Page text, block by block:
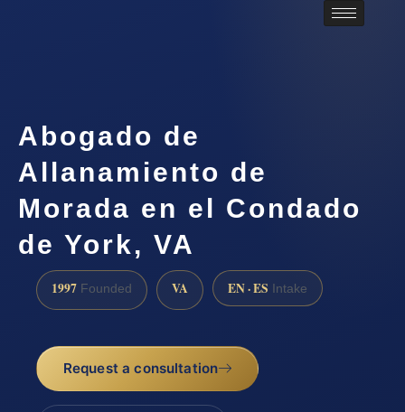
Abogado de
Allanamiento de
Morada en el Condado
de York, VA
1997 Founded VA EN · ES Intake
Request a consultation